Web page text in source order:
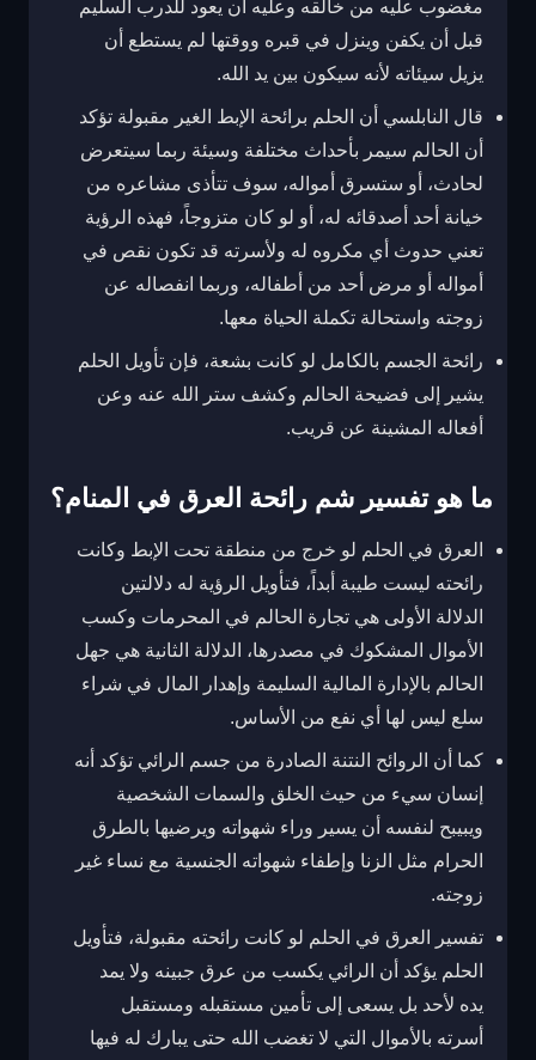
مغضوب عليه من خالقه وعليه أن يعود للدرب السليم
قبل أن يكفن وينزل في قبره ووقتها لم يستطع أن
يزيل سيئاته لأنه سيكون بين يد الله.
قال النابلسي أن الحلم برائحة الإبط الغير مقبولة تؤكد
أن الحالم سيمر بأحداث مختلفة وسيئة ربما سيتعرض
لحادث، أو ستسرق أمواله، سوف تتأذى مشاعره من
خيانة أحد أصدقائه له، أو لو كان متزوجاً، فهذه الرؤية
تعني حدوث أي مكروه له ولأسرته قد تكون نقص في
أمواله أو مرض أحد من أطفاله، وربما انفصاله عن
زوجته واستحالة تكملة الحياة معها.
رائحة الجسم بالكامل لو كانت بشعة، فإن تأويل الحلم
يشير إلى فضيحة الحالم وكشف ستر الله عنه وعن
أفعاله المشينة عن قريب.
ما هو تفسير شم رائحة العرق في المنام؟
العرق في الحلم لو خرج من منطقة تحت الإبط وكانت
رائحته ليست طيبة أبداً، فتأويل الرؤية له دلالتين
الدلالة الأولى هي تجارة الحالم في المحرمات وكسب
الأموال المشكوك في مصدرها، الدلالة الثانية هي جهل
الحالم بالإدارة المالية السليمة وإهدار المال في شراء
سلع ليس لها أي نفع من الأساس.
كما أن الروائح النتنة الصادرة من جسم الرائي تؤكد أنه
إنسان سيء من حيث الخلق والسمات الشخصية
ويبيبح لنفسه أن يسير وراء شهواته ويرضيها بالطرق
الحرام مثل الزنا وإطفاء شهواته الجنسية مع نساء غير
زوجته.
تفسير العرق في الحلم لو كانت رائحته مقبولة، فتأويل
الحلم يؤكد أن الرائي يكسب من عرق جبينه ولا يمد
يده لأحد بل يسعى إلى تأمين مستقبله ومستقبل
أسرته بالأموال التي لا تغضب الله حتى يبارك له فيها